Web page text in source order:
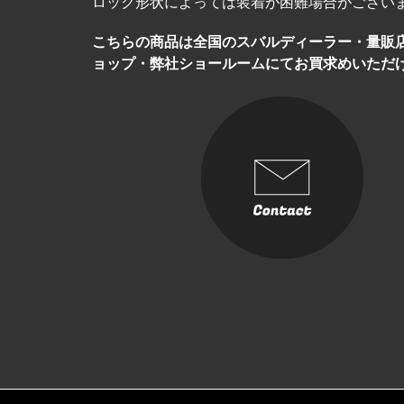
こちらの商品は全国のスバルディーラー・量販
ョップ・弊社ショールームにてお買求めいただ